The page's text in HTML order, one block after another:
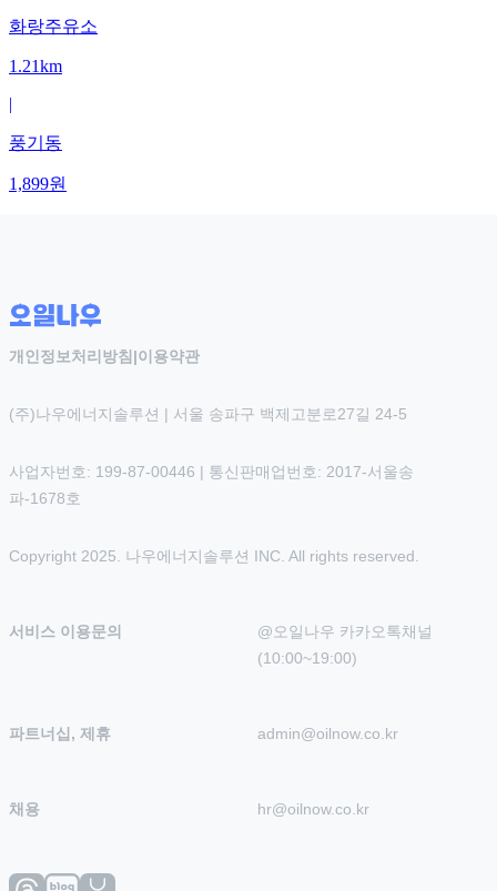
화랑주유소
1.21km
|
풍기동
1,899원
개인정보처리방침 |이용약관
(주)나우에너지솔루션 | 서울 송파구 백제고분로27길 24-5
사업자번호: 199-87-00446 | 통신판매업번호: 2017-서울송
파-1678호
Copyright 2025. 나우에너지솔루션 INC. All rights reserved.
서비스 이용문의
@오일나우 카카오톡채널
(10:00~19:00)
파트너십, 제휴 admin@oilnow.co.kr
채용 hr@oilnow.co.kr